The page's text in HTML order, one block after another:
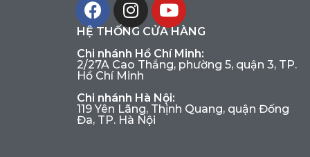
HỆ THỐNG CỬA HÀNG
Chi nhánh Hồ Chí Minh:
2/27A Cao Thắng, phường 5, quận 3, TP.
Hồ Chí Minh
Chi nhánh Hà Nội:
119 Yên Lãng, Thịnh Quang, quận Đống
Đa, TP. Hà Nội